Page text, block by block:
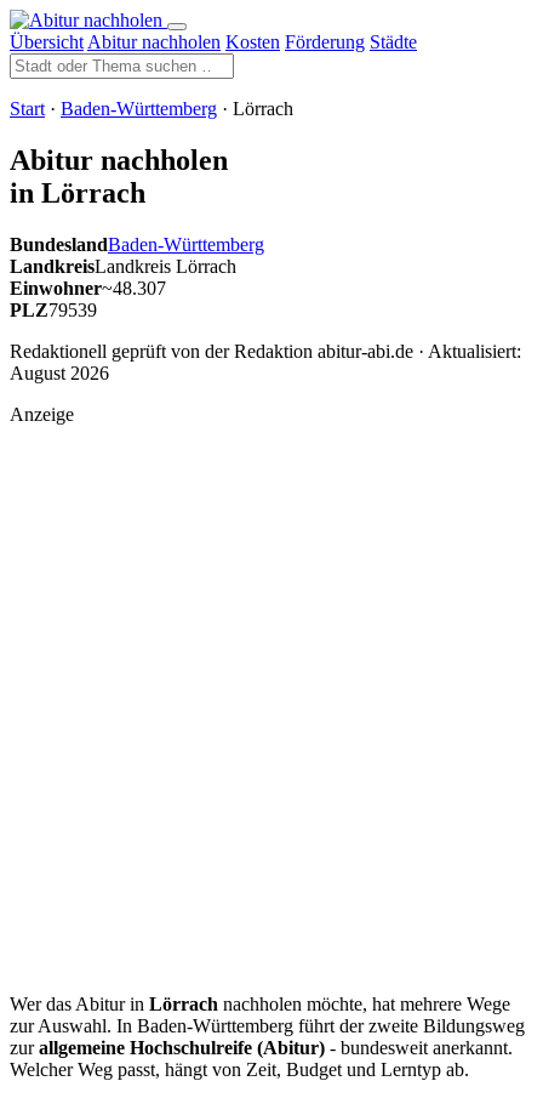
Übersicht Abitur nachholen Kosten Förderung Städte
Start · Baden-Württemberg · Lörrach
Abitur nachholen
in Lörrach
BundeslandBaden-Württemberg
LandkreisLandkreis Lörrach
Einwohner~48.307
PLZ79539
Redaktionell geprüft von der Redaktion abitur-abi.de · Aktualisiert:
August 2026
Anzeige
Wer das Abitur in Lörrach nachholen möchte, hat mehrere Wege
zur Auswahl. In Baden-Württemberg führt der zweite Bildungsweg
zurallgemeine Hochschulreife (Abitur) - bundesweit anerkannt.
Welcher Weg passt, hängt von Zeit, Budget und Lerntyp ab.